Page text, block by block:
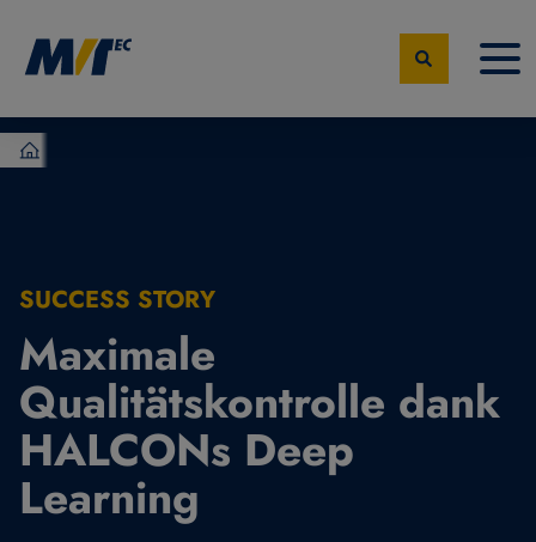
MVTec Software – Experten der industrielle
SUCCESS STORY
Maximale
Qualitätskontrolle dank
HALCONs Deep
Learning